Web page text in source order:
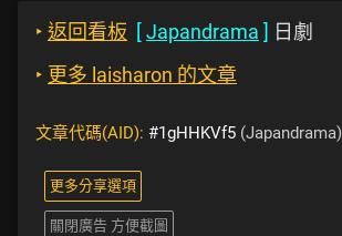
‣ 返回看板 [Japandrama ] 日劇
‣ 更多 laisharon 的文章
文章代碼(AID): #1gHHKVf5 (Japandrama)
更多分享選項
關閉廣告 方便截圖